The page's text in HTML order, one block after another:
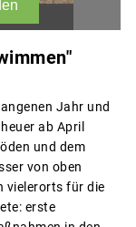
Jahr und
ab April
und dem
von oben
vielerorts für die
erste